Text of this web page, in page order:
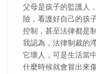
父母是孩子的監護人
險，看護好自己的孩
控制，甚至法律都是
我認為，法律制裁的
它壞人，可是生活當
什麼時候就會冒出來傷